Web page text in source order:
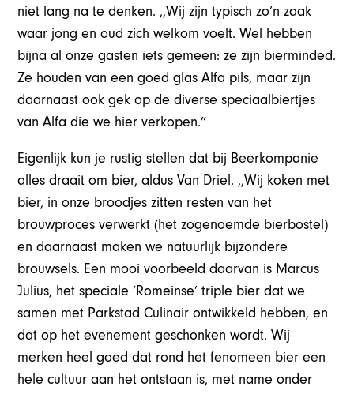
niet lang na te denken. ,,Wij zijn typisch zo’n zaak
waar jong en oud zich welkom voelt. Wel hebben
bijna al onze gasten iets gemeen: ze zijn bierminded.
Ze houden van een goed glas Alfa pils, maar zijn
daarnaast ook gek op de diverse speciaalbiertjes
van Alfa die we hier verkopen.”
Eigenlijk kun je rustig stellen dat bij Beerkompanie
alles draait om bier, aldus Van Driel. ,,Wij koken met
bier, in onze broodjes zitten resten van het
brouwproces verwerkt (het zogenoemde bierbostel)
en daarnaast maken we natuurlijk bijzondere
brouwsels. Een mooi voorbeeld daarvan is Marcus
Julius, het speciale ‘Romeinse’ triple bier dat we
samen met Parkstad Culinair ontwikkeld hebben, en
dat op het evenement geschonken wordt. Wij
merken heel goed dat rond het fenomeen bier een
hele cultuur aan het ontstaan is, met name onder